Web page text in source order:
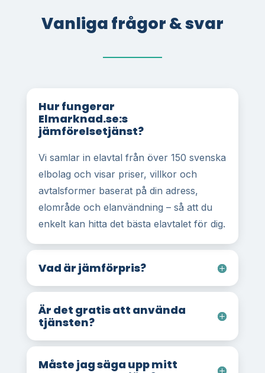
Vanliga frågor & svar
Hur fungerar
Elmarknad.se:s
jämförelsetjänst?
Vi samlar in elavtal från över 150 svenska
elbolag och visar priser, villkor och
avtalsformer baserat på din adress,
elområde och elanvändning – så att du
enkelt kan hitta det bästa elavtalet för dig.
Vad är jämförpris?
Är det gratis att använda
tjänsten?
Måste jag säga upp mitt